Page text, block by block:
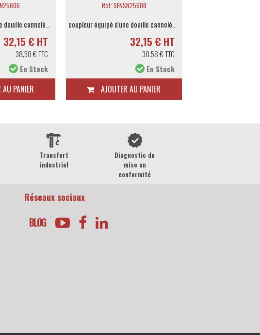
coupleur équipé d'une douille cannelée 7mm
32,15 € HT
38,58 € TTC
En Stock
AU PANIER
Réf: SENSN25608
coupleur équipé d'une douille cannelée 9mm
32,15 € HT
38,58 € TTC
En Stock
AJOUTER AU PANIER
Transfert
industriel
Diagnostic de
mise en
conformité
Réseaux sociaux
BLOG